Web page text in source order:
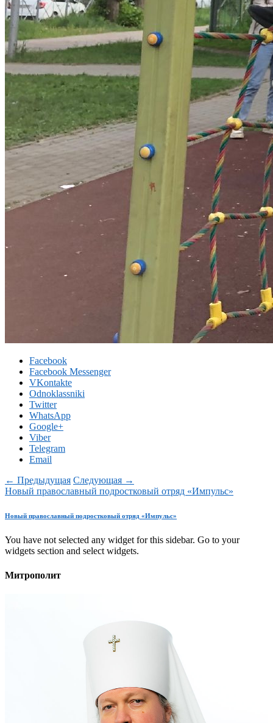
Facebook
Facebook Messenger
VKontakte
Odnoklassniki
Twitter
WhatsApp
Google+
Viber
Telegram
Email
← Предыдущая Следующая →
Новый православный подростковый отряд «Импульс»
Новый православный подростковый отряд «Импульс»
You have not selected any widget for this sidebar. Go to your
widgets section and select widgets.
Митрополит